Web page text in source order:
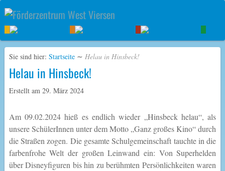
Sie sind hier: Startseite ∼ Helau in Hinsbeck!
Helau in Hinsbeck!
Erstellt am 29. März 2024
Am 09.02.2024 hieß es endlich wieder „Hinsbeck helau“, als
unsere SchülerInnen unter dem Motto „Ganz großes Kino“ durch
die Straßen zogen. Die gesamte Schulgemeinschaft tauchte in die
farbenfrohe Welt der großen Leinwand ein: Von Superhelden
über Disneyfiguren bis hin zu berühmten Persönlichkeiten waren